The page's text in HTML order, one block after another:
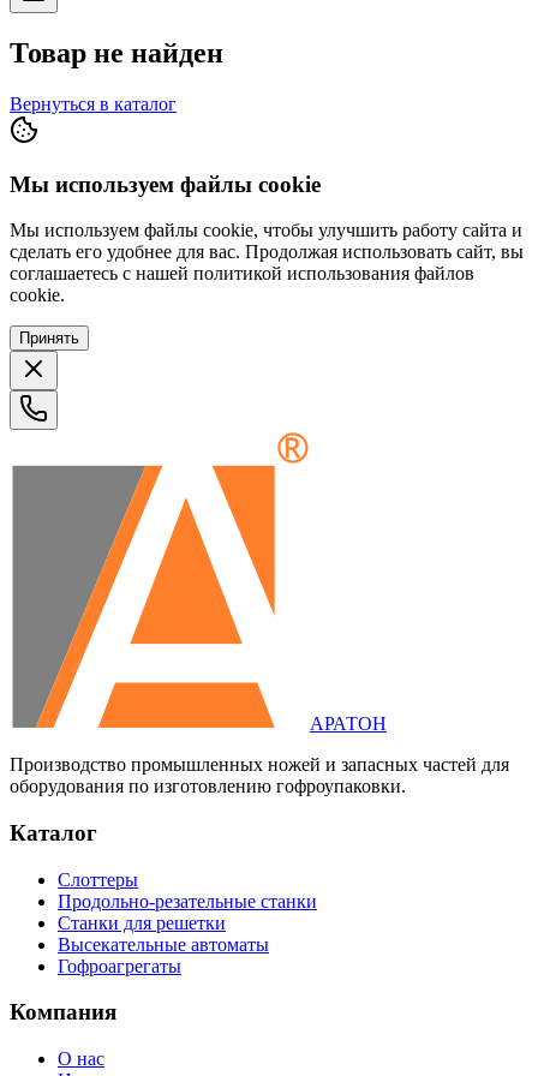
Товар не найден
Вернуться в каталог
Мы используем файлы cookie
Мы используем файлы cookie, чтобы улучшить работу сайта и
сделать его удобнее для вас. Продолжая использовать сайт, вы
соглашаетесь с нашей политикой использования файлов
cookie.
Принять
АРАТОН
Производство промышленных ножей и запасных частей для
оборудования по изготовлению гофроупаковки.
Каталог
Слоттеры
Продольно-резательные станки
Станки для решетки
Высекательные автоматы
Гофроагрегаты
Компания
О нас